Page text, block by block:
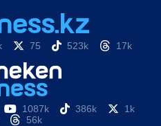
75 523k 17k
1087k 386k
1k
56k